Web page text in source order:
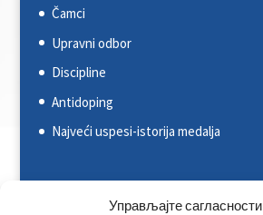
Управљајте сагласности
Čamci
Upravni odbor
Discipline
Antidoping
Najveći uspesi-istorija medalja
Svetska kajakaška federacija (ICF)